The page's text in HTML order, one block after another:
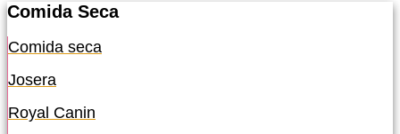
Comida Seca
Comida seca
Josera
Royal Canin